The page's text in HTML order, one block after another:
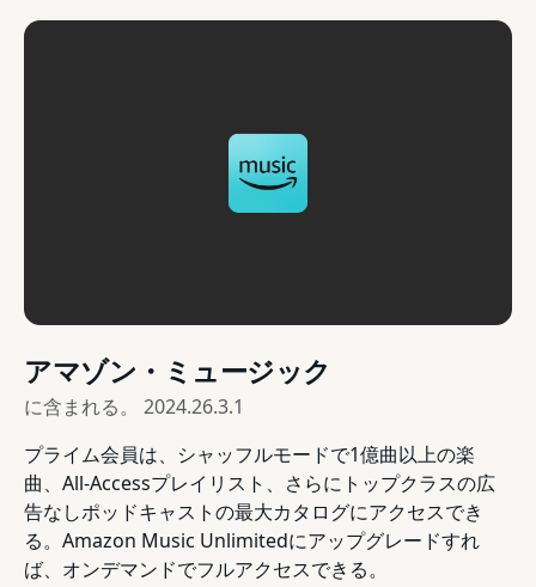
アマゾン・ミュージック
に含まれる。 2024.26.3.1
プライム会員は、シャッフルモードで1億曲以上の楽
曲、All-Accessプレイリスト、さらにトップクラスの広
告なしポッドキャストの最大カタログにアクセスでき
る。Amazon Music Unlimitedにアップグレードすれ
ば、オンデマンドでフルアクセスできる。